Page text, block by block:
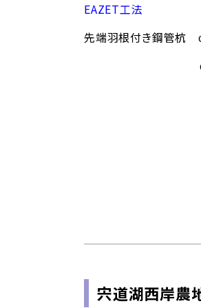
EAZET工法
先端羽根付き鋼管
φ267.4
宍道湖西岸農